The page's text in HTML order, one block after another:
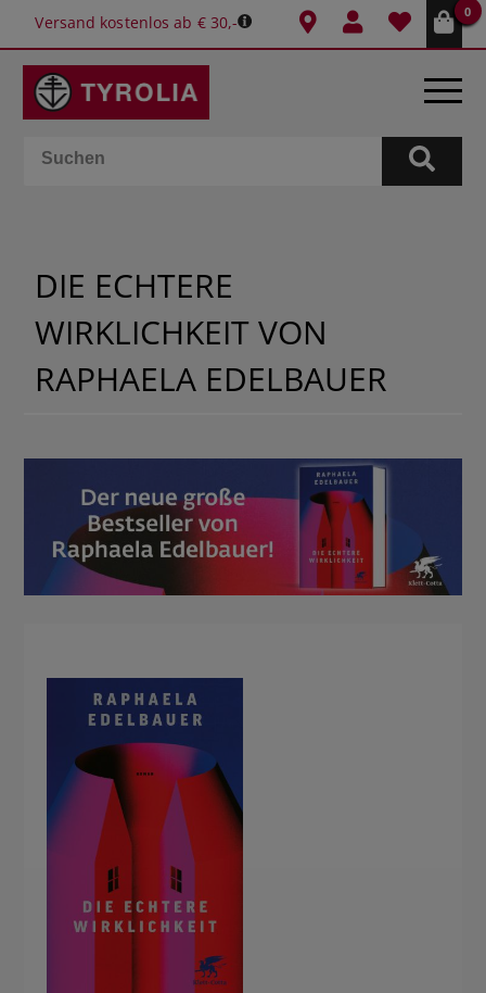
Versand kostenlos ab € 30,-
0
BÜCHER
SPIELE
KALENDER
BUCHTIPPS
DIE ECHTERE
WIRKLICHKEIT VON
RAPHAELA EDELBAUER